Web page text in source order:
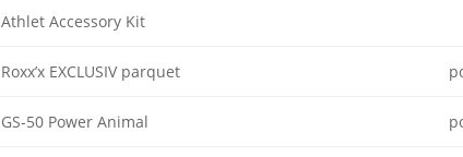
Athlet Accessory Kit
Roxx’x EXCLUSIV parquet
GS-50 Power Animal